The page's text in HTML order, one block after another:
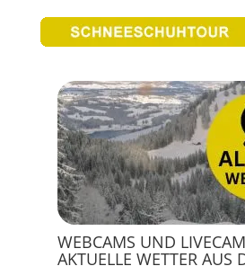
WEBCAMS UND
AKTUELLE WETTER AUS